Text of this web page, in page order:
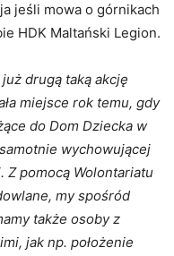
jeśli mowa o górnikach
HDK Maltański Legion.
drugą taką akcję
miejsce rok temu, gdy
do Dom Dziecka w
wychowującej
Z pomocą Wolontariatu
my spośród
także osoby z
jak np. położenie